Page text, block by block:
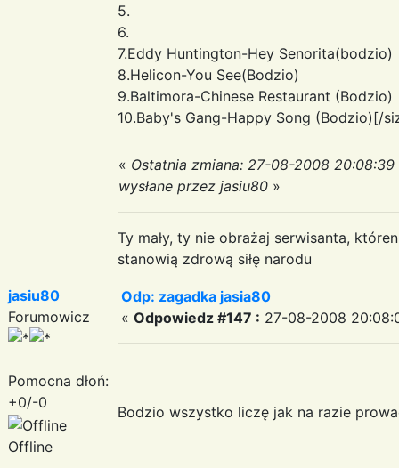
5.
6.
7.Eddy Huntington-Hey Senorita(bodzio)
8.Helicon-You See(Bodzio)
9.Baltimora-Chinese Restaurant (Bodzio)
10.Baby's Gang-Happy Song (Bodzio)[/
« Ostatnia zmiana: 27-08-2008 20:08:39
wysłane przez jasiu80 »
Ty mały, ty nie obrażaj serwisanta,
stanowią zdrową siłę narodu
jasiu80
Forumowicz
Pomocna dłoń:
+0/-0
Offline
Odp: zagadka jasia80
« Odpowiedz #147 : 27-08-2008
Bodzio wszystko liczę jak na razie